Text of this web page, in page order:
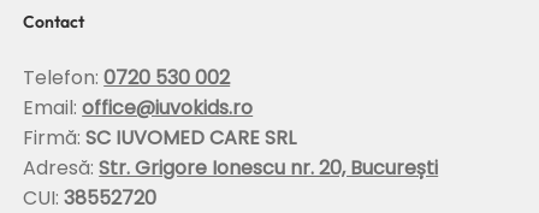
coloanei
Contact
Telefon:0720 530 002
Email:office@iuvokids.ro
Firmă:SC IUVOMED CARE SRL
Adresă:Str. Grigore Ionescu nr. 20, București
CUI:38552720